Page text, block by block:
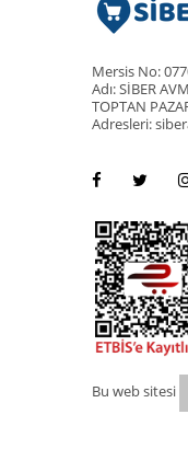
Mersis No:
Adı: SİBER
TOPTAN
Adresleri:
Bu web sitesi